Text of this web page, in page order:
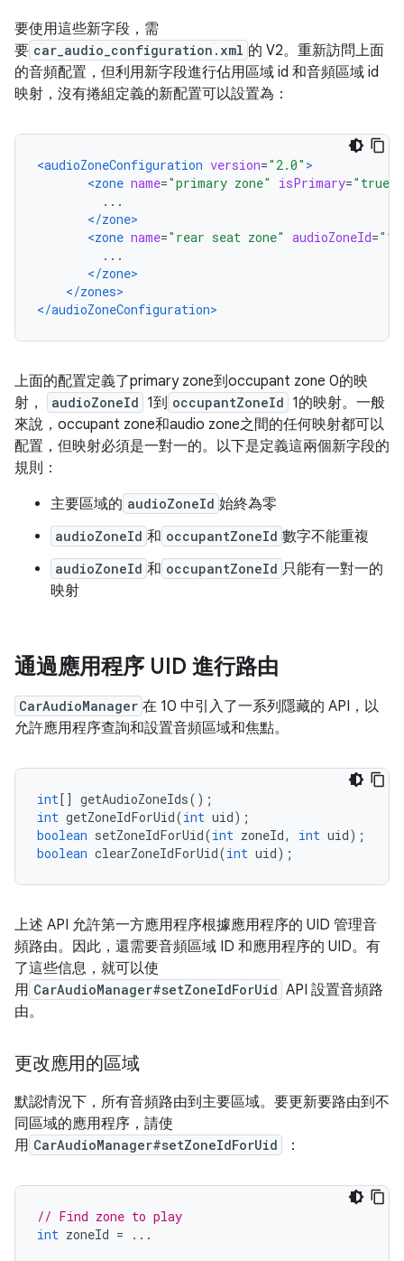
要使用這些新字段，需
要 car_audio_configuration.xml 的 V2。重新訪問上面
的音頻配置，但利用新字段進行佔用區域 id 和音頻區域 id
映射，沒有捲組定義的新配置可以設置為：
<audioZoneConfiguration version="2.0" >
<zone name="primary zone" isPrimary="true"
...
</zone>
<zone name="rear seat zone" audioZoneId="1"
...
</zone>
</zones>
</audioZoneConfiguration>
上面的配置定義了primary zone到occupant zone 0的映
射，
audioZoneId 1到 occupantZoneId 1的映射。一般
來說，occupant zone和audio zone之間的任何映射都可以
配置，但映射必須是一對一的。以下是定義這兩個新字段的
規則：
主要區域的 audioZoneId 始終為零
audioZoneId 和 occupantZoneId 數字不能重複
audioZoneId 和 occupantZoneId 只能有一對一的
映射
通過應用程序 UID 進行路由
CarAudioManager 在 10 中引入了一系列隱藏的 API，以
允許應用程序查詢和設置音頻區域和焦點。
int[] getAudioZoneIds();
int getZoneIdForUid(int uid);
boolean setZoneIdForUid(int zoneId, int uid);
boolean clearZoneIdForUid(int uid);
上述 API 允許第一方應用程序根據應用程序的 UID 管理音
頻路由。因此，還需要音頻區域 ID 和應用程序的 UID。有
了這些信息，就可以使
用 CarAudioManager#setZoneIdForUid API 設置音頻路
由。
更改應用的區域
默認情況下，所有音頻路由到主要區域。要更新要路由到不
同區域的應用程序，請使
用 CarAudioManager#setZoneIdForUid ：
// Find zone to play
int zoneId = ...